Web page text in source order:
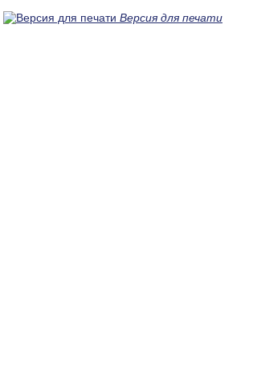
Версия для печати